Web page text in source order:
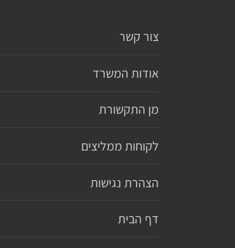
צור קשר
אודות המשרד
מן התקשורת
לקוחות ממליצים
הצהרת נגישות
דף הבית